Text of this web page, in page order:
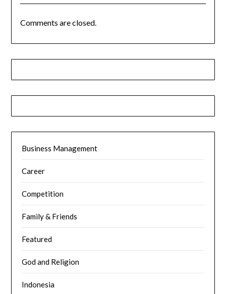
Comments are closed.
Business Management
Career
Competition
Family & Friends
Featured
God and Religion
Indonesia